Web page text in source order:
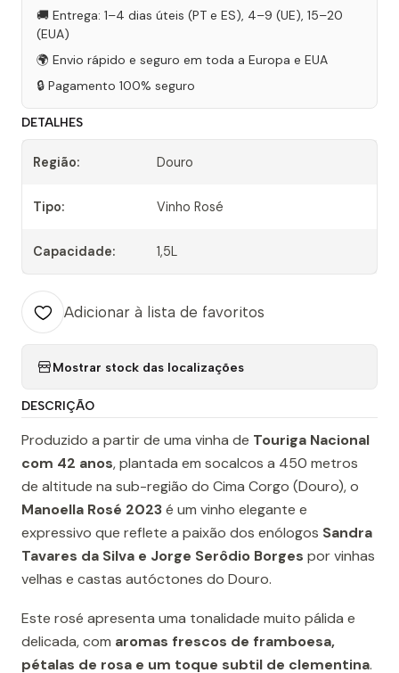
🚚 Entrega: 1–4 dias úteis (PT e ES), 4–9 (UE), 15–20
(EUA)
🌍 Envio rápido e seguro em toda a Europa e EUA
🔒 Pagamento 100% seguro
DETALHES
Região: Douro
Tipo: Vinho Rosé
Capacidade: 1,5L
Adicionar à lista de favoritos
Mostrar stock das localizações
DESCRIÇÃO
Produzido a partir de uma vinha de Touriga Nacional
com 42 anos, plantada em socalcos a 450 metros
de altitude na sub-região do Cima Corgo (Douro), o
Manoella Rosé 2023é um vinho elegante e
expressivo que reflete a paixão dos enólogos Sandra
Tavares da Silva e Jorge Serôdio Borges por vinhas
velhas e castas autóctones do Douro.
Este rosé apresenta uma tonalidade muito pálida e
delicada, com aromas frescos de framboesa,
pétalas de rosa e um toque subtil de clementina.